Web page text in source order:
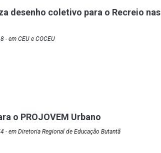
desenho coletivo para o Recreio nas
em CEU e COCEU
o PROJOVEM Urbano
em Diretoria Regional de Educação Butantã